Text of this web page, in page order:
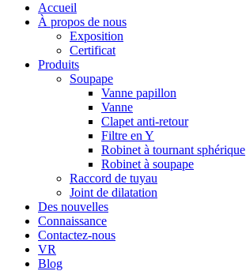
Accueil
À propos de nous
Exposition
Certificat
Produits
Soupape
Vanne papillon
Vanne
Clapet anti-retour
Filtre en Y
Robinet à tournant sphérique
Robinet à soupape
Raccord de tuyau
Joint de dilatation
Des nouvelles
Connaissance
Contactez-nous
VR
Blog